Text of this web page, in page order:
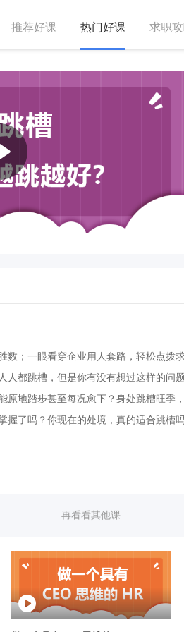
推荐好课 热门好课 求职
数；一眼看穿企业用人套路，轻松点拨
人都跳槽，但是你有没有想过这样的问
原地踏步甚至每况愈下？身处跳槽旺季
握了吗？你现在的处境，真的适合跳槽
再看看其他课